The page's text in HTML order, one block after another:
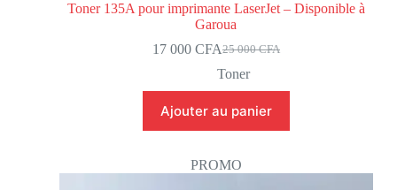
Toner 135A pour imprimante LaserJet – Disponible à
Garoua
25 000CFA
17 000 CFA
Toner
Ajouter au panier
PROMO